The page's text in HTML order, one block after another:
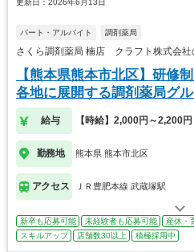
パート・アルバイト 調剤薬局
さくら調剤薬局 楠店 クラフト株式会社
【熊本県熊本市北区】研修
各地に展開する調剤薬局グ
給与 【時給】2,000円～2,200円
勤務地 熊本県 熊本市北区
アクセス ＪＲ豊肥本線 武蔵塚駅
新卒も応募可能 未経験者も応募可能 産休・
スキルアップ
店舗数30以上 積極採用中